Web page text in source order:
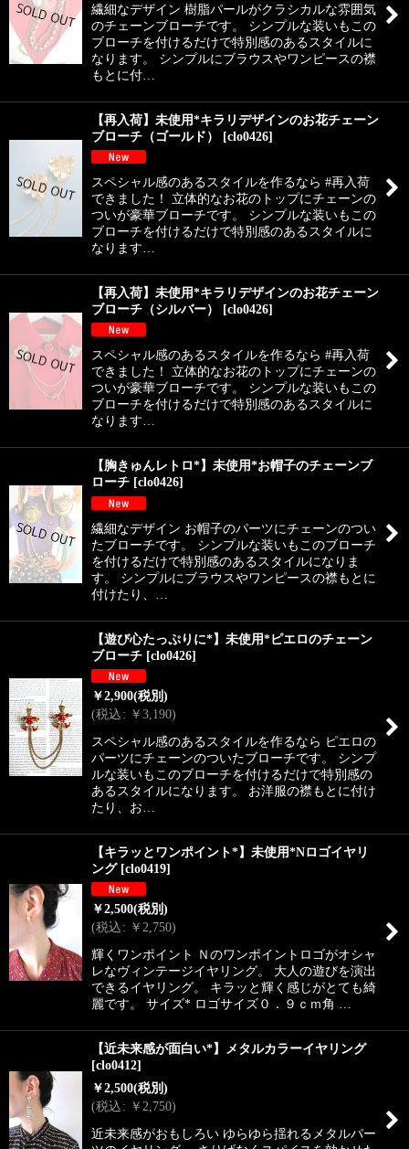
繊細なデザイン 樹脂パールがクラシカルな雰囲気
のチェーンブローチです。 シンプルな装いもこの
ブローチを付けるだけで特別感のあるスタイルに
なります。 シンプルにブラウスやワンピースの襟
もとに付…
【再入荷】未使用*キラリデザインのお花チェーン
ブローチ（ゴールド）
[clo0426]
スペシャル感のあるスタイルを作るなら #再入荷
できました！ 立体的なお花のトップにチェーンの
ついが豪華ブローチです。 シンプルな装いもこの
ブローチを付けるだけで特別感のあるスタイルに
なります…
【再入荷】未使用*キラリデザインのお花チェーン
ブローチ（シルバー）
[clo0426]
スペシャル感のあるスタイルを作るなら #再入荷
できました！ 立体的なお花のトップにチェーンの
ついが豪華ブローチです。 シンプルな装いもこの
ブローチを付けるだけで特別感のあるスタイルに
なります…
【胸きゅんレトロ*】未使用*お帽子のチェーンブ
ローチ [clo0426]
繊細なデザイン お帽子のパーツにチェーンのつい
たブローチです。 シンプルな装いもこのブローチ
を付けるだけで特別感のあるスタイルになりま
す。 シンプルにブラウスやワンピースの襟もとに
付けたり、…
【遊び心たっぷりに*】未使用*ピエロのチェーン
ブローチ [clo0426]
￥2,900(税別)
(税込: ￥3,190)
スペシャル感のあるスタイルを作るなら ピエロの
パーツにチェーンのついたブローチです。 シンプ
ルな装いもこのブローチを付けるだけで特別感の
あるスタイルになります。 お洋服の襟もとに付け
たり、お…
【キラッとワンポイント*】未使用*Nロゴイヤリ
ング [clo0419]
￥2,500(税別)
(税込: ￥ 2,750)
輝くワンポイント Ｎのワンポイントロゴがオシャ
レなヴィンテージイヤリング。 大人の遊びを演出
できるイヤリング。 キラッと輝く感じがとても綺
麗です。 サイズ* ロゴサイズ０．９ｃｍ角 …
【近未来感が面白い*】メタルカラーイヤリング
[clo0412]
￥2,500(税別)
(税込: ￥ 2,750)
近未来感がおもしろい ゆらゆら揺れるメタルパー